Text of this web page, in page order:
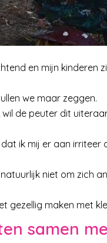
en mijn kinderen
we maar zeggen.
de peuter dit
ik mij er aan
niet om zich
gezellig maken met
samen